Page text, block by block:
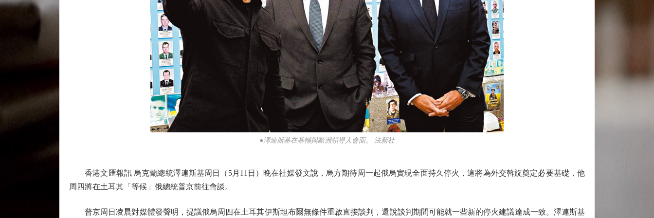
●澤連斯基在基輔與歐洲領導人會面。 法新社
香港文匯報訊 烏克蘭總統澤連斯基周日（5月11日）晚在社媒發文說，烏方期待周一起俄烏實現全面持久停火，這將為外交斡旋奠定必要基礎，他
周四將在土耳其「等候」俄總統普京前往會談。
普京周日凌晨對媒體發聲明，提議俄烏周四在土耳其伊斯坦布爾無條件重啟直接談判，還說談判期間可能就一些新的停火建議達成一致。澤連斯基